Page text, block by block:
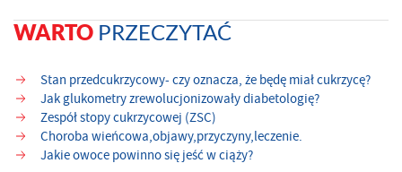
WARTO PRZECZYTAĆ
Stan przedcukrzycowy- czy oznacza, że będę miał cukrzycę?
Jak glukometry zrewolucjonizowały diabetologię?
Zespół stopy cukrzycowej (ZSC)
Choroba wieńcowa,objawy,przyczyny,leczenie.
Jakie owoce powinno się jeść w ciąży?